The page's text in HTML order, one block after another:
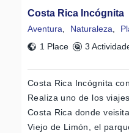
Costa Rica Incógnita
Aventura Naturaleza
1 Place
3
Costa Rica Incógnita
Realiza uno de los
Costa Rica donde
Viejo de Limón, el